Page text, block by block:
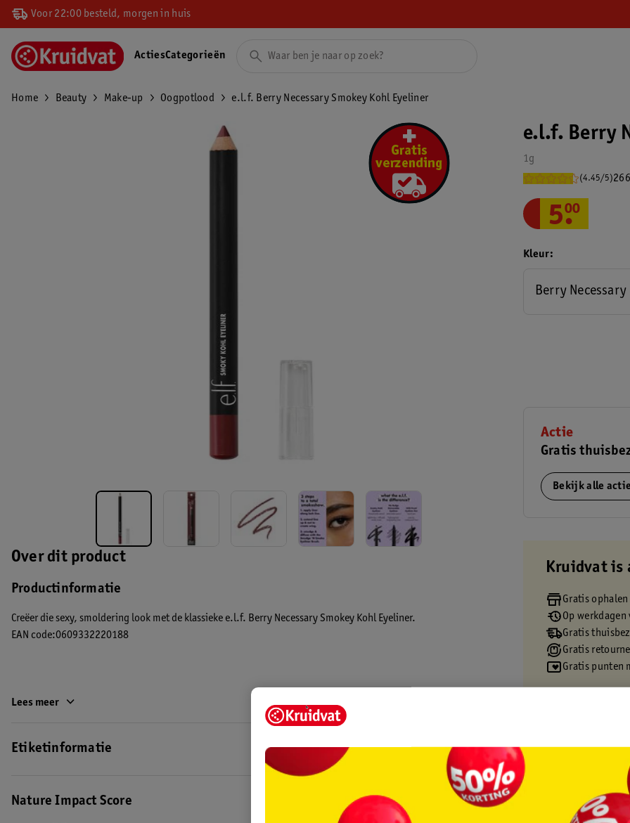
Voor 22:00 besteld, morgen in huis
ActiesCategorieën
Home Beauty Make-up Oogpotlood e.l.f. Berry Necessary Smokey Kohl Eyeliner
Over dit product
Productinformatie
Creëer die sexy, smoldering look met de klassieke e.l.f. Berry Necessary Smokey Kohl Eyeliner.
EAN code:0609332220188
Lees meer
Etiketinformatie
Nature Impact Score
e.l.f. Berry
1g
(4.45/5)
5.
00
Kleur
Berry Necessary
Actie
Gratis
Bekijk alle
Kruidvat is
Gratis
Op
Gratis
Gratis
Gratis punten